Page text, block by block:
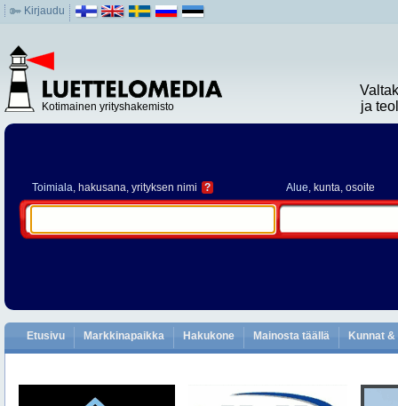
Kirjaudu
Kotimainen yrityshakemisto
ja
Toimiala, hakusana, yrityksen nimi ? Alue, kunta, osoite
Etusivu Markkinapaikka Hakukone Mainosta täällä Kunnat